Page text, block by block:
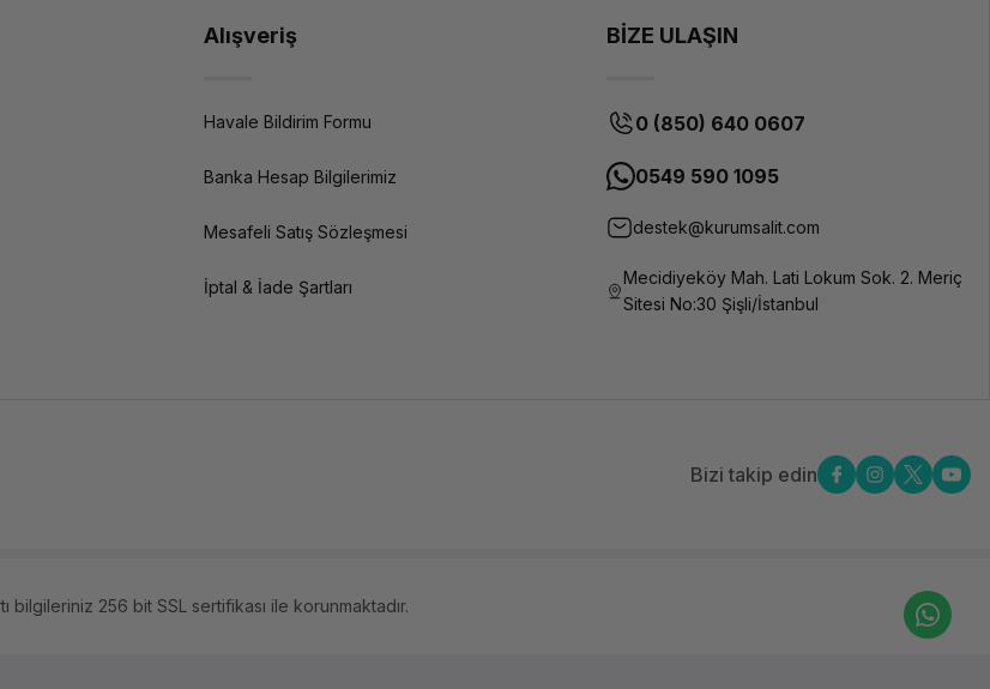
Alışveriş
Havale Bildirim Formu
Banka Hesap Bilgilerimiz
Mesafeli Satış Sözleşmesi
İptal & İade Şartları
BİZE ULAŞIN
0 (850) 640 0607
0549 590 1095
destek@kurumsalit.com
Mecidiyeköy Mah. Lati Lokum Sok. 2. Meriç
Sitesi No:30 Şişli/İstanbul
Bizi takip edin
bilgileriniz 256 bit SSL sertifikası ile korunmaktadır.